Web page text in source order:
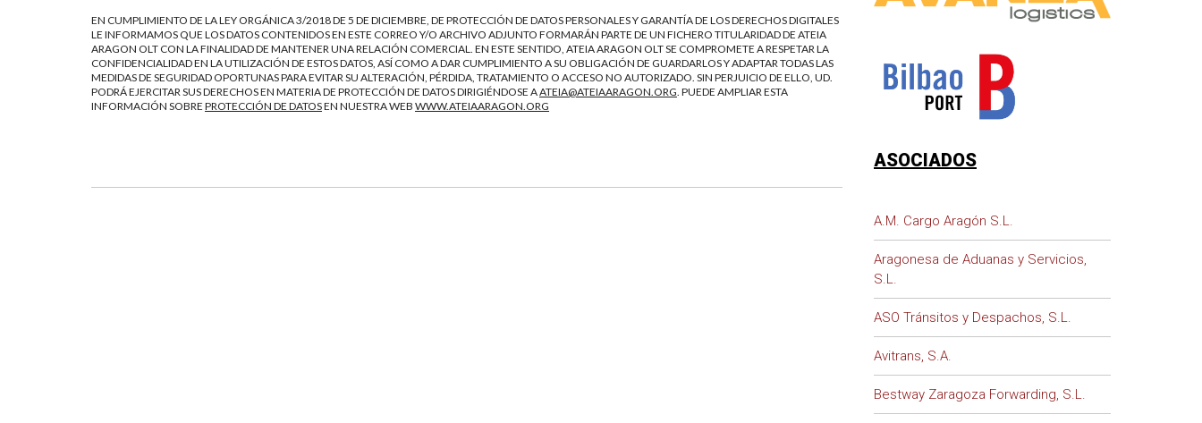
EN CUMPLIMIENTO DE LA LEY ORGÁNICA 3/2018 DE 5 DE DICIEMBRE, DE PROTECCIÓN DE DATOS PERSONALES Y GARANTÍA DE LOS DERECHOS DIGITALES
LE INFORMAMOS QUE LOS DATOS CONTENIDOS EN ESTE CORREO Y/O ARCHIVO ADJUNTO FORMARÁN PARTE DE UN FICHERO TITULARIDAD DE ATEIA
ARAGON OLT CON LA FINALIDAD DE MANTENER UNA RELACIÓN COMERCIAL. EN ESTE SENTIDO, ATEIA ARAGON OLT SE COMPROMETE A RESPETAR LA
CONFIDENCIALIDAD EN LA UTILIZACIÓN DE ESTOS DATOS, ASÍ COMO A DAR CUMPLIMIENTO A SU OBLIGACIÓN DE GUARDARLOS Y ADAPTAR TODAS LAS
MEDIDAS DE SEGURIDAD OPORTUNAS PARA EVITAR SU ALTERACIÓN, PÉRDIDA, TRATAMIENTO O ACCESO NO AUTORIZADO. SIN PERJUICIO DE ELLO, UD.
PODRÁ EJERCITAR SUS DERECHOS EN MATERIA DE PROTECCIÓN DE DATOS DIRIGIÉNDOSE AATEIA@ATEIAARAGON.ORG. PUEDE AMPLIAR ESTA
INFORMACIÓN SOBRE PROTECCIÓN DE DATOSEN NUESTRA WEB WWW.ATEIAARAGON.ORG
ASOCIADOS
A.M. Cargo Aragón S.L.
Aragonesa de Aduanas y Servicios,
S.L.
ASO Tránsitos y Despachos, S.L.
Avitrans, S.A.
Bestway Zaragoza Forwarding, S.L.